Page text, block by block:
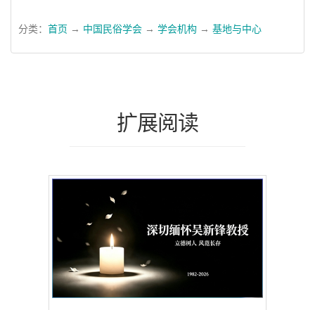
分类： 首页 → 中国民俗学会 → 学会机构 → 基地与中心
扩展阅读